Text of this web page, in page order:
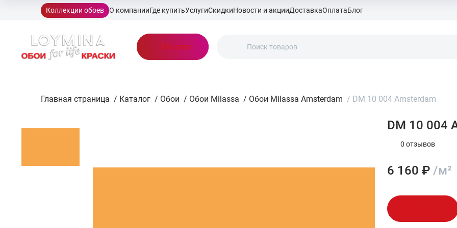
Коллекции обоев О компанииГде купитьУслугиСкидкиНовости и акцииДоставкаОплатаБлог
Каталог
Главная страница / Каталог / Обои / Обои Milassa / Обои Milassa Amsterdam / DM 10 004 Amsterdam
DM 10 004
0 отзывов
6 160 ₽ /м²